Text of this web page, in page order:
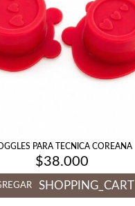
PARA TECNICA COREANA
$38.000
SHOPPING_CART